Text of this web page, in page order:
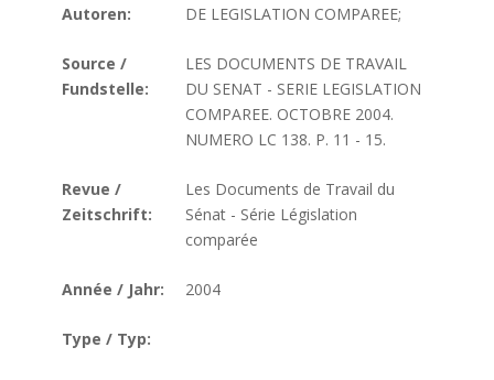
Autoren:
DE LEGISLATION COMPAREE;
Source /
Fundstelle:
LES DOCUMENTS DE TRAVAIL
DU SENAT - SERIE LEGISLATION
COMPAREE. OCTOBRE 2004.
NUMERO LC 138. P. 11 - 15.
Revue /
Zeitschrift:
Les Documents de Travail du
Sénat - Série Législation
comparée
Année / Jahr: 2004
Type / Typ: